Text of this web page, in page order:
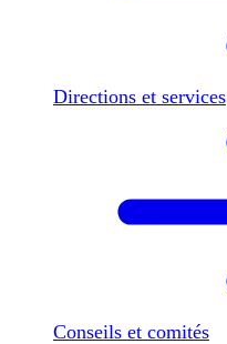
Directions et services
Conseils et comités